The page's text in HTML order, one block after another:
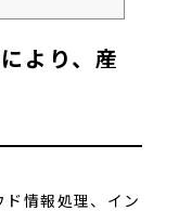
より、産
情報処理、イン